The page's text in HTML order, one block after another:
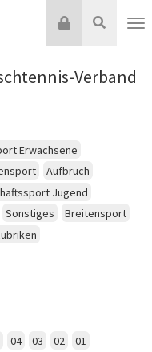
Suche
Login
Verband
Erwachsene
Aufbruch
Jugend
Sonstiges
Breitensport
04 03 02 01